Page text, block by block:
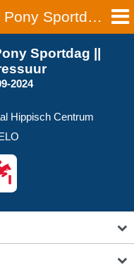
Nationale New Forest Pony Sportdag || Springen en dressuur | ERMELO
Sportdag ||
2024
Hippisch Centrum